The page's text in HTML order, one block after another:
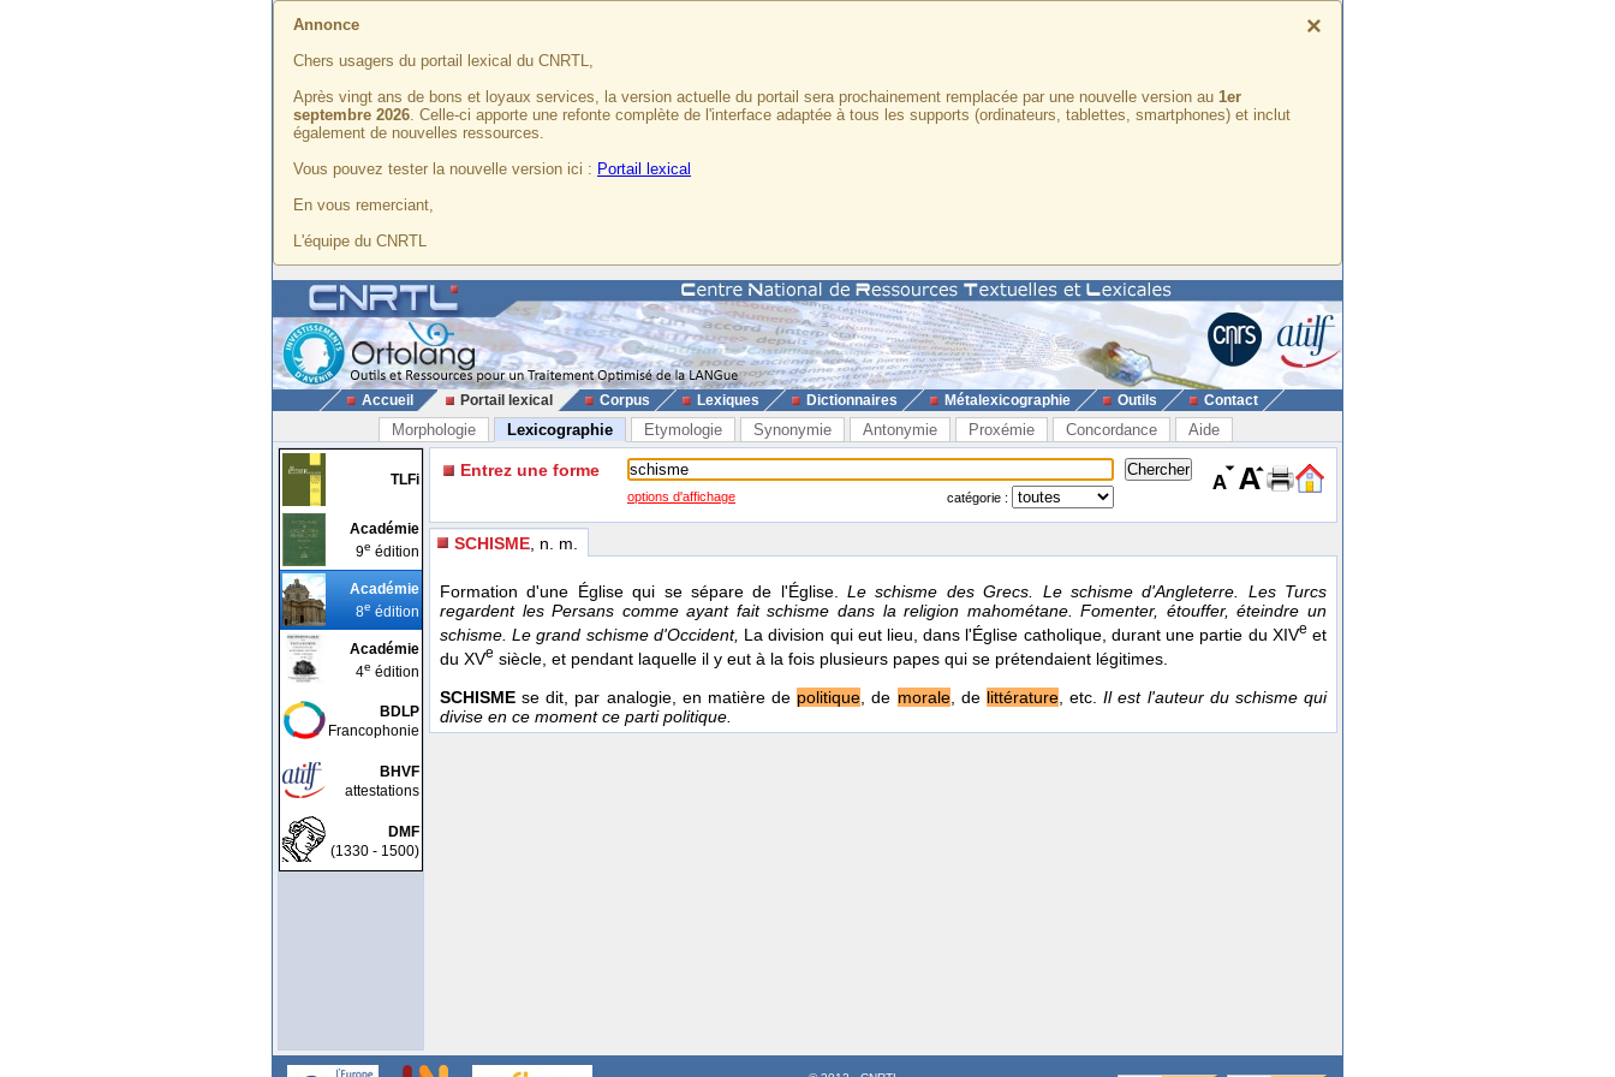
×
Annonce
Chers usagers du portail lexical du CNRTL,
Après vingt ans de bons et loyaux services, la version actuelle du portail sera prochainement remplacée par une nouvelle version au 1er
septembre 2026. Celle-ci apporte une refonte complète de l'interface adaptée à tous les supports (ordinateurs, tablettes, smartphones) et inclut
également de nouvelles ressources.
Vous pouvez tester la nouvelle version ici : Portail lexical
En vous remerciant,
L'équipe du CNRTL
Accueil Portail lexical Corpus Lexiques Dictionnaires Métalexicographie Outils Contact
Morphologie Lexicographie Etymologie Synonymie Antonymie Proxémie Concordance Aide
TLFi
Académie
9e édition
Académie
8e édition
Académie
4e édition
BDLP
Francophonie
BHVF
attestations
DMF
(1330 - 1500)
Entrez une forme
options d'affichage catégorie :
SCHISME , n. m.
Formation d'une Église qui se sépare de l'Église. Le schisme des Grecs. Le schisme d'Angleterre. Les Turcs
regardent les Persans comme ayant fait schisme dans la religion mahométane. Fomenter, étouffer, éteindre un
schisme.Le grand schisme d'Occident, La division qui eut lieu, dans l'Église catholique, durant une partie du XIVe et
du XVe siècle, et pendant laquelle il y eut à la fois plusieurs papes qui se prétendaient légitimes.
SCHISME se dit, par analogie, en matière de politique , de morale, de littérature, etc.Il est l'auteur du schisme qui
divise en ce moment ce parti politique.